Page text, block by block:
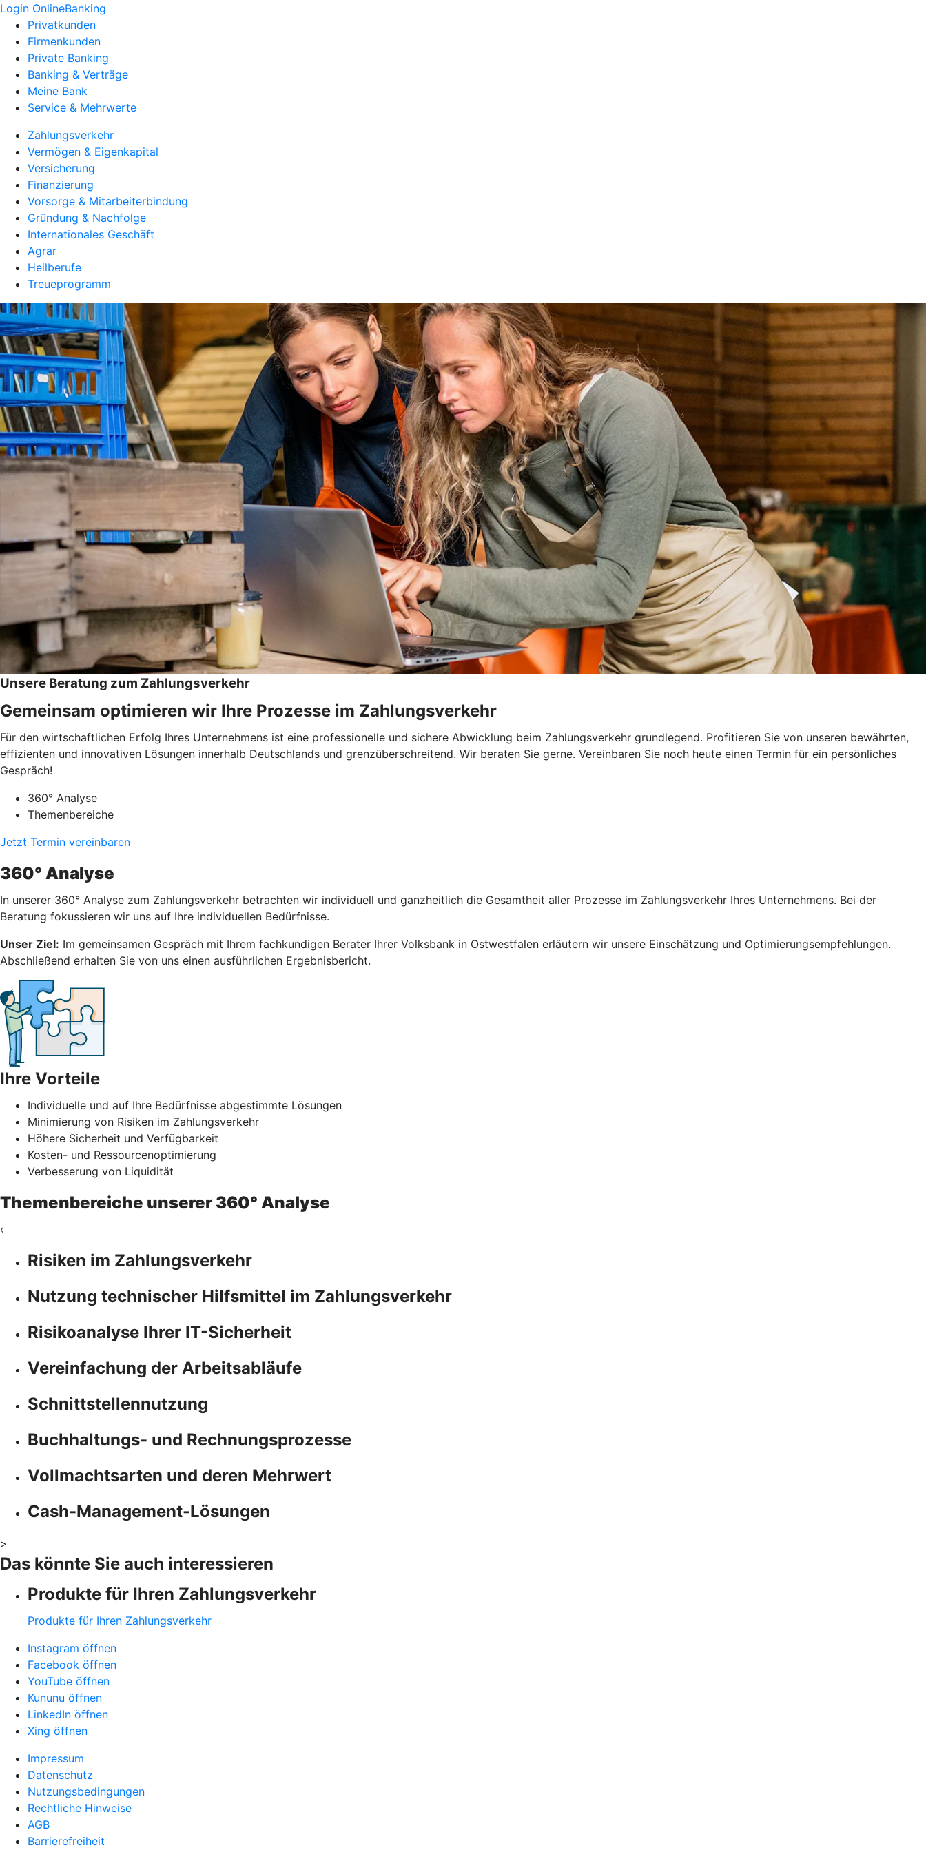
Login OnlineBanking
Privatkunden
Firmenkunden
Private Banking
Banking & Verträge
Meine Bank
Service & Mehrwerte
Zahlungsverkehr
Vermögen & Eigenkapital
Versicherung
Finanzierung
Vorsorge & Mitarbeiterbindung
Gründung & Nachfolge
Internationales Geschäft
Agrar
Heilberufe
Treueprogramm
Unsere Beratung zum Zahlungsverkehr
Gemeinsam optimieren wir Ihre Prozesse im Zahlungsverkehr
Für den wirtschaftlichen Erfolg Ihres Unternehmens ist eine professionelle und sichere Abwicklung beim Zahlungsverkehr grundlegend. Profitieren Sie von unseren bewährten,
effizienten und innovativen Lösungen innerhalb Deutschlands und grenzüberschreitend. Wir beraten Sie gerne. Vereinbaren Sie noch heute einen Termin für ein persönliches
Gespräch!
360° Analyse
Themenbereiche
Jetzt Termin vereinbaren
360° Analyse
In unserer 360° Analyse zum Zahlungsverkehr betrachten wir individuell und ganzheitlich die Gesamtheit aller Prozesse im Zahlungsverkehr Ihres Unternehmens. Bei der
Beratung fokussieren wir uns auf Ihre individuellen Bedürfnisse.
Unser Ziel: Im gemeinsamen Gespräch mit Ihrem fachkundigen Berater Ihrer Volksbank in Ostwestfalen erläutern wir unsere Einschätzung und Optimierungsempfehlungen.
Abschließend erhalten Sie von uns einen ausführlichen Ergebnisbericht.
Ihre Vorteile
Individuelle und auf Ihre Bedürfnisse abgestimmte Lösungen
Minimierung von Risiken im Zahlungsverkehr
Höhere Sicherheit und Verfügbarkeit
Kosten- und Ressourcenoptimierung
Verbesserung von Liquidität
Themenbereiche unserer 360° Analyse
‹
Risiken im Zahlungsverkehr
Nutzung technischer Hilfsmittel im Zahlungsverkehr
Risikoanalyse Ihrer IT-Sicherheit
Vereinfachung der Arbeitsabläufe
Schnittstellennutzung
Buchhaltungs- und Rechnungsprozesse
Vollmachtsarten und deren Mehrwert
Cash-Management-Lösungen
>
Das könnte Sie auch interessieren
Produkte für Ihren Zahlungsverkehr
Produkte für Ihren Zahlungsverkehr
Instagram öffnen
Facebook öffnen
YouTube öffnen
Kununu öffnen
LinkedIn öffnen
Xing öffnen
Impressum
Datenschutz
Nutzungsbedingungen
Rechtliche Hinweise
AGB
Barrierefreiheit